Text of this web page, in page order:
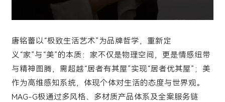
唐铭蕾以“极致生活艺术”为品牌哲学，重新定
义“家”与“美”的本质：家不仅是物理空间，更是情感纽带
与精神图腾，需超越“居者有其屋”实现“居者优其屋”；美
作为高维感知系统，体现个体对生活的态度与世界观。
MAG-G极通过多风格、多材质产品体系及全案服务链